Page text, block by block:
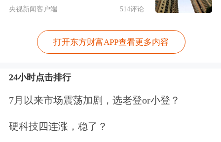
的进店车辆为20万元及以上的中高端车
型。在新媒体端，品牌线上用户数和订
单净值，也均实现同比增长翻番的好成
绩。
面对新能源汽车的蓬勃发展，孚创对外
发布美孚1号车养护
央视新闻客户端 514评论
打开东方财富APP查看更多内容
24小时点击排行
7月以来市场震荡加剧，选老登or小登？
硬科技四连涨，稳了？